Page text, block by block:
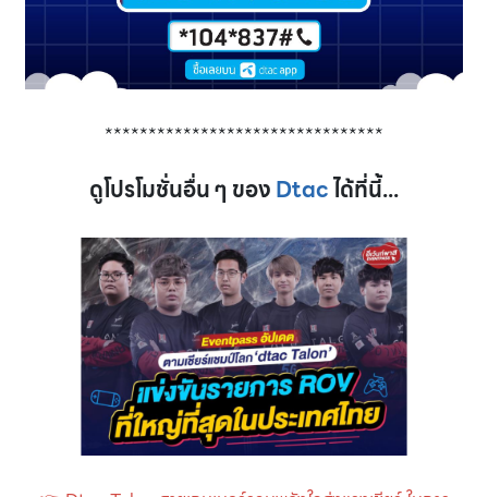
********************************
ดูโปรโมชั่นอื่น ๆ ของDtacได้ที่นี้...